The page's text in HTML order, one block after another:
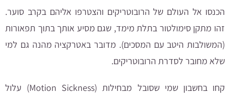
הכנסו אל העולם של הרובוטריקים והצטרפו אליהם בקרב סוער.
זהו מתקן סימולטור בתלת מימד, שגם מסיע אותך בתוך תפאורות
(המשולבות היטב עם המסכים). מדובר באטרקציה מהנה גם למי
שלא מחובר לסדרת הרובוטריקים.
קחו בחשבון שמי שסובל מבחילות (Motion Sickness) עלול